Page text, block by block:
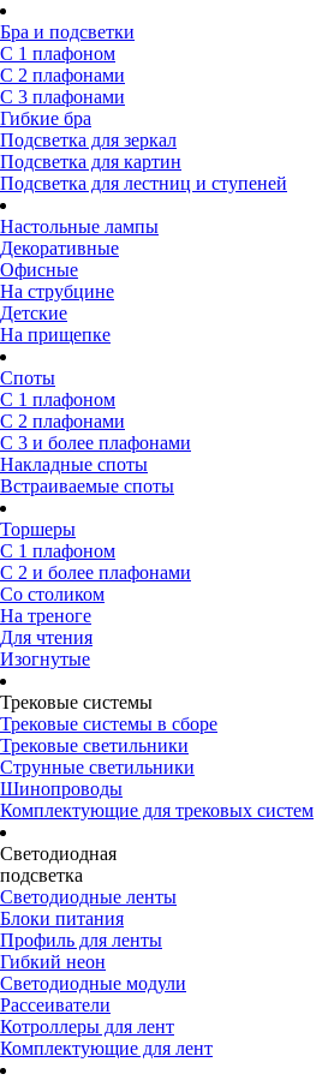
Бра и подсветки
С 1 плафоном
С 2 плафонами
С 3 плафонами
Гибкие бра
Подсветка для зеркал
Подсветка для картин
Подсветка для лестниц и ступеней
Настольные лампы
Декоративные
Офисные
На струбцине
Детские
На прищепке
Споты
С 1 плафоном
С 2 плафонами
С 3 и более плафонами
Накладные споты
Встраиваемые споты
Торшеры
С 1 плафоном
С 2 и более плафонами
Со столиком
На треноге
Для чтения
Изогнутые
Трековые системы
Трековые системы в сборе
Трековые светильники
Струнные светильники
Шинопроводы
Комплектующие для трековых систем
Светодиодная
подсветка
Светодиодные ленты
Блоки питания
Профиль для ленты
Гибкий неон
Светодиодные модули
Рассеиватели
Котроллеры для лент
Комплектующие для лент